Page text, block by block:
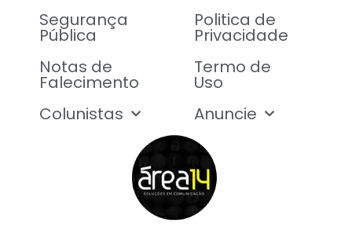
Segurança
Pública
Notas de
Falecimento
Colunistas
Politica de
Privacidade
Termo de
Uso
Anuncie